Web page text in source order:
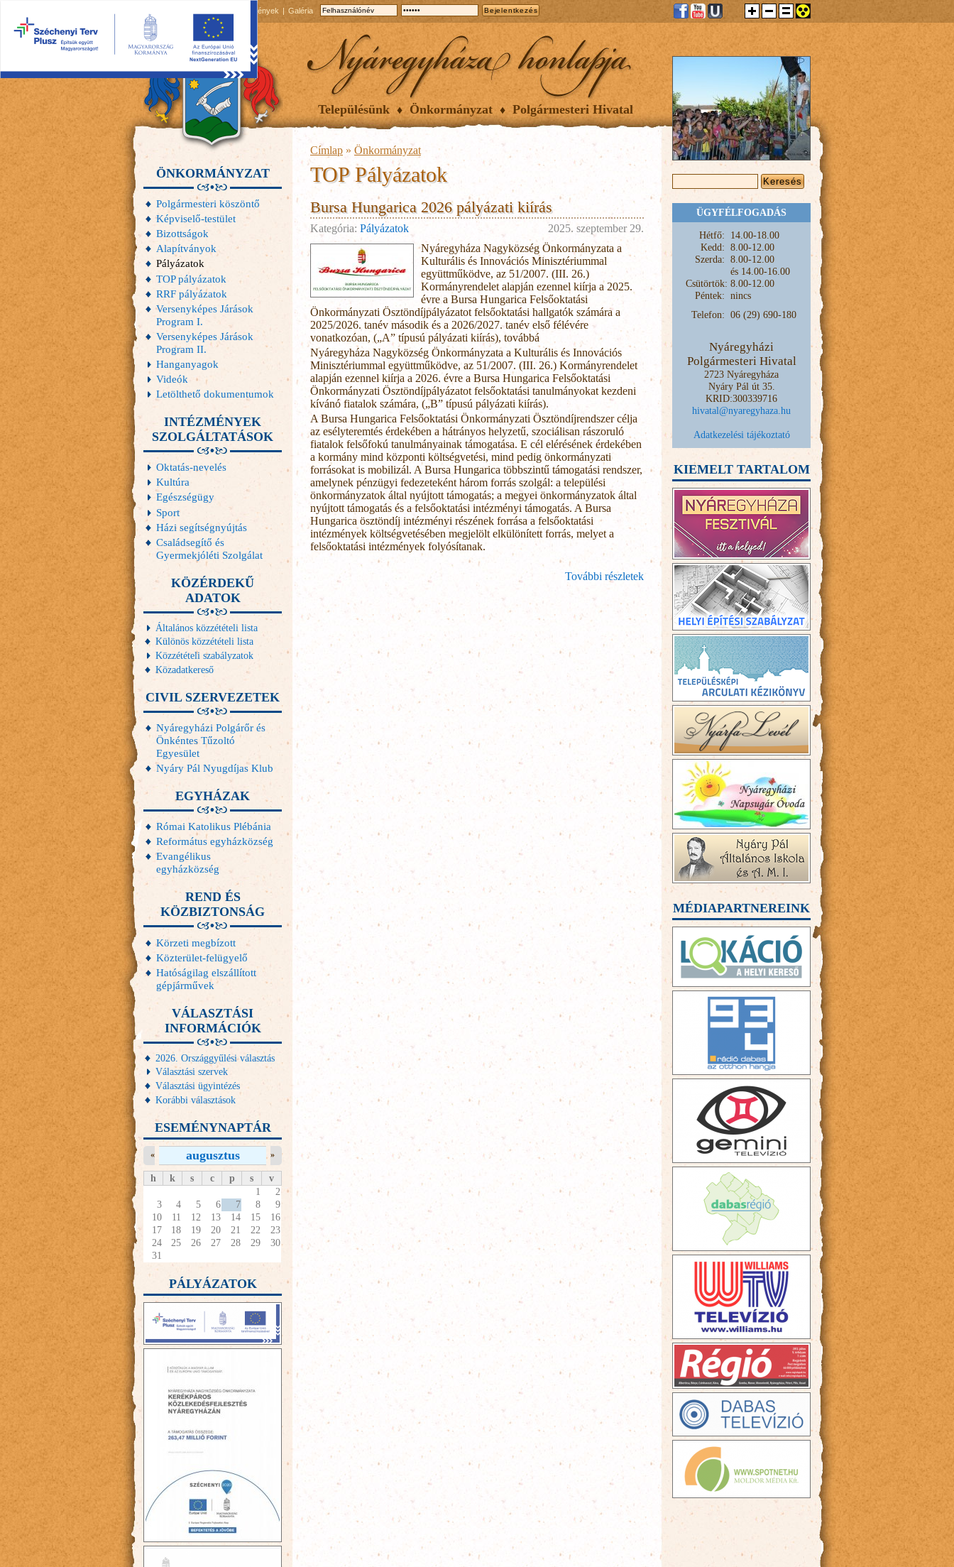
Események Galéria
Településünk Önkormányzat Polgármesteri Hivatal
Címlap » Önkormányzat
TOP Pályázatok
Bursa Hungarica 2026 pályázati kiírás
2025. szeptember 29.
Kategória: Pályázatok
Nyáregyháza Nagyközség Önkormányzata a
Kulturális és Innovációs Minisztériummal
együttműködve, az 51/2007. (III. 26.)
Kormányrendelet alapján ezennel kiírja a 2025.
évre a Bursa Hungarica Felsőoktatási
Önkormányzati Ösztöndíjpályázatot felsőoktatási hallgatók számára a
2025/2026. tanév második és a 2026/2027. tanév első félévére
vonatkozóan, („A” típusú pályázati kiírás), továbbá
Nyáregyháza Nagyközség Önkormányzata a Kulturális és Innovációs
Minisztériummal együttműködve, az 51/2007. (III. 26.) Kormányrendelet
alapján ezennel kiírja a 2026. évre a Bursa Hungarica Felsőoktatási
Önkormányzati Ösztöndíjpályázatot felsőoktatási tanulmányokat kezdeni
kívánó fiatalok számára, („B” típusú pályázati kiírás).
A Bursa Hungarica Felsőoktatási Önkormányzati Ösztöndíjrendszer célja
az esélyteremtés érdekében a hátrányos helyzetű, szociálisan rászoruló
fiatalok felsőfokú tanulmányainak támogatása. E cél elérésének érdekében
a kormány mind központi költségvetési, mind pedig önkormányzati
forrásokat is mobilizál. A Bursa Hungarica többszintű támogatási rendszer,
amelynek pénzügyi fedezeteként három forrás szolgál: a települési
önkormányzatok által nyújtott támogatás; a megyei önkormányzatok által
nyújtott támogatás és a felsőoktatási intézményi támogatás. A Bursa
Hungarica ösztöndíj intézményi részének forrása a felsőoktatási
intézmények költségvetésében megjelölt elkülönített forrás, melyet a
felsőoktatási intézmények folyósítanak.
További részletek
ÖNKORMÁNYZAT
Polgármesteri köszöntő
Képviselő-testület
Bizottságok
Alapítványok
Pályázatok
TOP pályázatok
RRF pályázatok
Versenyképes Járások
Program I.
Versenyképes Járások
Program II.
Hanganyagok
Videók
Letölthető dokumentumok
INTÉZMÉNYEK
SZOLGÁLTATÁSOK
Oktatás-nevelés
Kultúra
Egészségügy
Sport
Házi segítségnyújtás
Családsegítő és
Gyermekjóléti Szolgálat
KÖZÉRDEKŰ
ADATOK
Általános közzétételi lista
Különös közzétételi lista
Közzétételi szabályzatok
Közadatkereső
CIVIL SZERVEZETEK
Nyáregyházi Polgárőr és
Önkéntes Tűzoltó
Egyesület
Nyáry Pál Nyugdíjas Klub
EGYHÁZAK
Római Katolikus Plébánia
Református egyházközség
Evangélikus
egyházközség
REND ÉS
KÖZBIZTONSÁG
Körzeti megbízott
Közterület-felügyelő
Hatóságilag elszállított
gépjárművek
VÁLASZTÁSI
INFORMÁCIÓK
2026. Országgyűlési választás
Választási szervek
Választási ügyintézés
Korábbi választások
ESEMÉNYNAPTÁR
augusztus
« »
h k s c p s
v
1
2
3
4 5 6 7 8
9
10
11 12 13 14 15
16
17
18 19 20 21 22
23
24
25 26 27 28 29
30
31
PÁLYÁZATOK
KERESÉS ŰRLAP
ÜGYFÉLFOGADÁS
Hétfő: 14.00-18.00
Kedd: 8.00-12.00
Szerda: 8.00-12.00
és 14.00-16.00
Csütörtök: 8.00-12.00
Péntek: nincs
Telefon: 06 (29) 690-180
Nyáregyházi
Polgármesteri Hivatal
2723 Nyáregyháza
Nyáry Pál út 35.
KRID:300339716
hivatal@nyaregyhaza.hu
Adatkezelési tájékoztató
KIEMELT TARTALOM
MÉDIAPARTNEREINK